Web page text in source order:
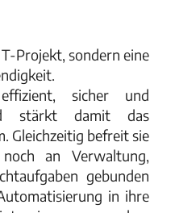
Projekt, sondern eine
sicher und
stärkt damit das
Gleichzeitig befreit sie
an Verwaltung,
gebunden
in ihre